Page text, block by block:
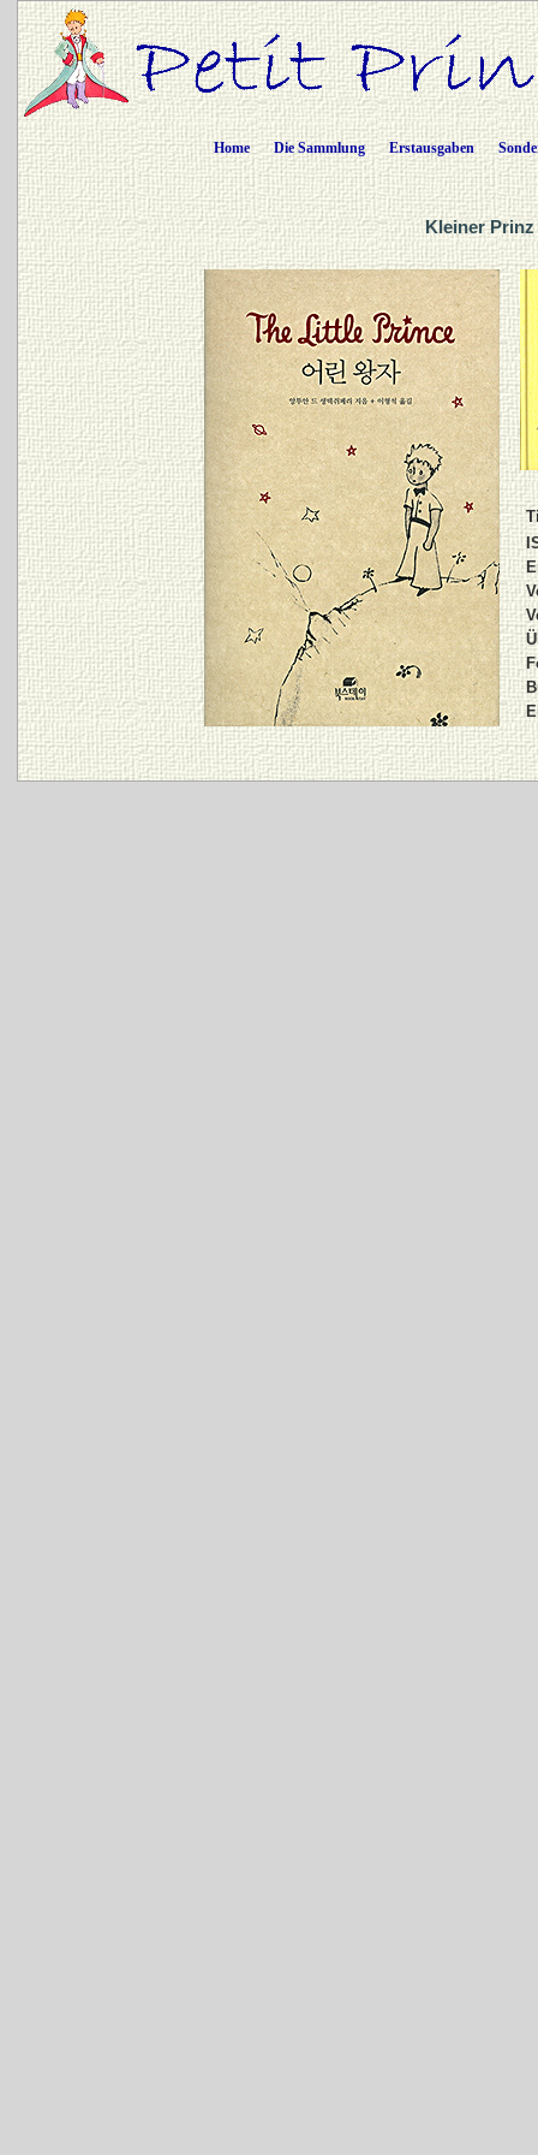
Home Die Sammlung Erstausgaben
Kleiner Prinz